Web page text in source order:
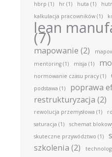
hbrp (1) hr (1) huta (1)
kalkulacja pracowników (1)
lean
(7)
mapowanie (2)
mentoring (1) misja (1)
normowanie czasu pracy (1)
podstawa (1) poprawa
restrukturyzacja (2)
rewolucja przemysłowa (1)
saturacja (1) schemat
skuteczne przywództwo (1)
szkolenia (2)